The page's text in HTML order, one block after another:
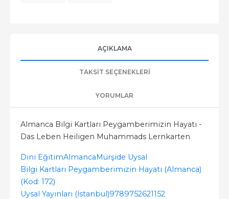
AÇIKLAMA
TAKSIT SEÇENEKLERI
YORUMLAR
Almanca Bilgi Kartları Peygamberimizin Hayatı -
Das Leben Heiligen Muhammads Lernkarten
Dini EğitimAlmancaMürşide Uysal
Bilgi Kartları Peygamberimizin Hayatı (Almanca)
(Kod: 172)
Uysal Yayınları (İstanbul)9789752621152